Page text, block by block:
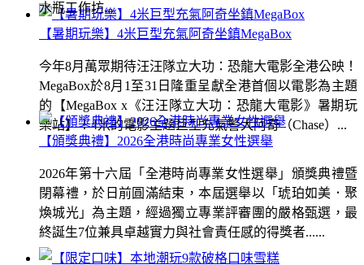
【暑期玩樂】4米巨型充氣阿奇坐鎮MegaBox
今年8月萬眾期待汪汪隊立大功：恐龍大電影全港公映！
MegaBox於8月1至31日隆重呈獻全港首個以電影為主題
的【MegaBox x《汪汪隊立大功：恐龍大電影》暑期玩
樂站】！4米的電影主題巨型充氣警犬阿奇（Chase）...
水瓶工作坊...
【頒獎典禮】2026全港時尚專業女性選舉
2026年第十六屆「全港時尚專業女性選舉」頒獎典禮暨
閉幕禮，於日前圓滿結束，本屆選舉以「琥珀如美．聚
煥城光」為主題，經過獨立專業評審團的嚴格甄選，最
終誕生7位兼具卓越實力與社會責任感的得獎者......